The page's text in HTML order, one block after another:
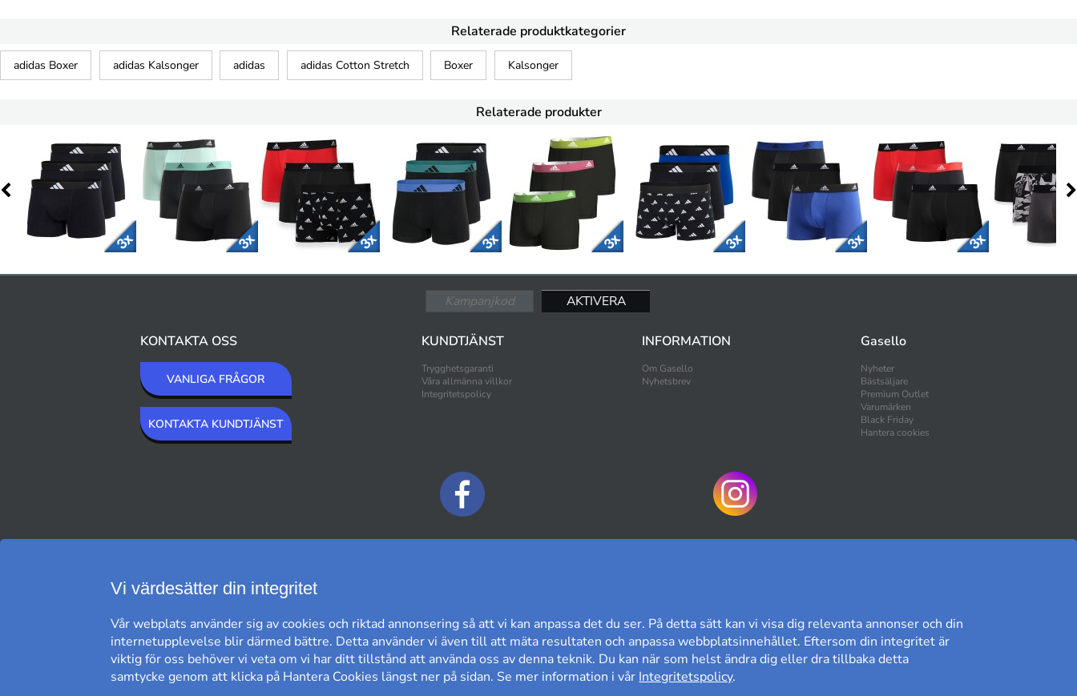
Relaterade produktkategorier
adidas Boxer adidas Kalsonger adidas adidas Cotton Stretch Boxer Kalsonger
Relaterade produkter
KONTAKTA OSS
VANLIGA FRÅGOR
KONTAKTA KUNDTJÄNST
KUNDTJÄNST
Trygghetsgaranti
Våra allmänna villkor
Integritetspolicy
INFORMATION
Om Gasello
Nyhetsbrev
Gasello
Nyheter
Bästsäljare
Premium Outlet
Varumärken
Black Friday
Hantera cookies
Kundomdöme på Prisjakt
Vi värdesätter din integritet
Vår webplats använder sig av cookies och riktad annonsering så att vi kan anpassa det du ser. På detta sätt kan vi visa dig relevanta annonser och din
internetupplevelse blir därmed bättre. Detta använder vi även till att mäta resultaten och anpassa webbplatsinnehållet. Eftersom din integritet är
viktig för oss behöver vi veta om vi har ditt tillstånd att använda oss av denna teknik. Du kan när som helst ändra dig eller dra tillbaka detta
samtycke genom att klicka på Hantera Cookies längst ner på sidan. Se mer information i vår Integritetspolicy.